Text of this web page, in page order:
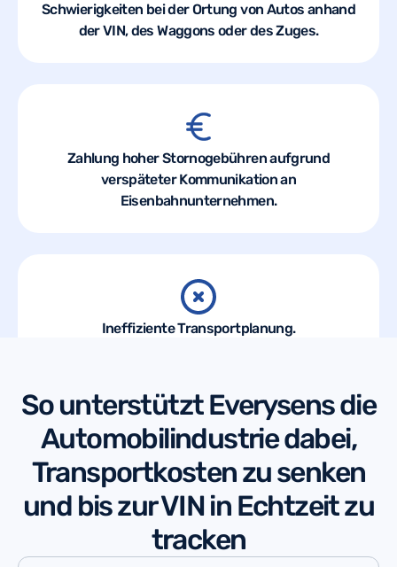
Schwierigkeiten bei der Ortung von Autos anhand
der VIN, des Waggons oder des Zuges.
Zahlung hoher Stornogebühren aufgrund
verspäteter Kommunikation an
Eisenbahnunternehmen.
Ineffiziente Transportplanung.
So unterstützt Everysens die
Automobilindustrie dabei,
Transportkosten zu senken
und bis zur VIN in Echtzeit zu
tracken